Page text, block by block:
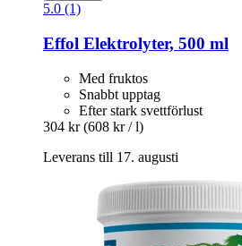
5.0 (1)
Effol Elektrolyter, 500 ml
Med fruktos
Snabbt upptag
Efter stark svettförlust
304 kr (608 kr / l)
Leverans till 17. augusti